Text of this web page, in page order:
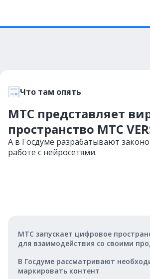
Что там опять
МТС представляет
пространство МТС
А в Госдуме разрабатывают
работе с нейросетями.
МТС запускает цифровое
для взаимодействия со своими
В Госдуме рассматривают
маркировать контент